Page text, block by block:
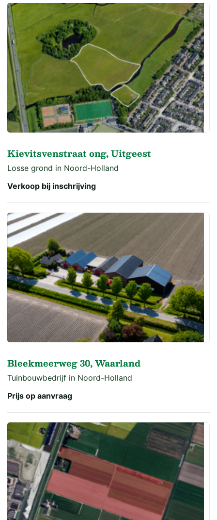
Kievitsvenstraat ong, Uitgeest
Losse grond in Noord-Holland
Verkoop bij inschrijving
Bleekmeerweg 30, Waarland
Tuinbouwbedrijf in Noord-Holland
Prijs op aanvraag